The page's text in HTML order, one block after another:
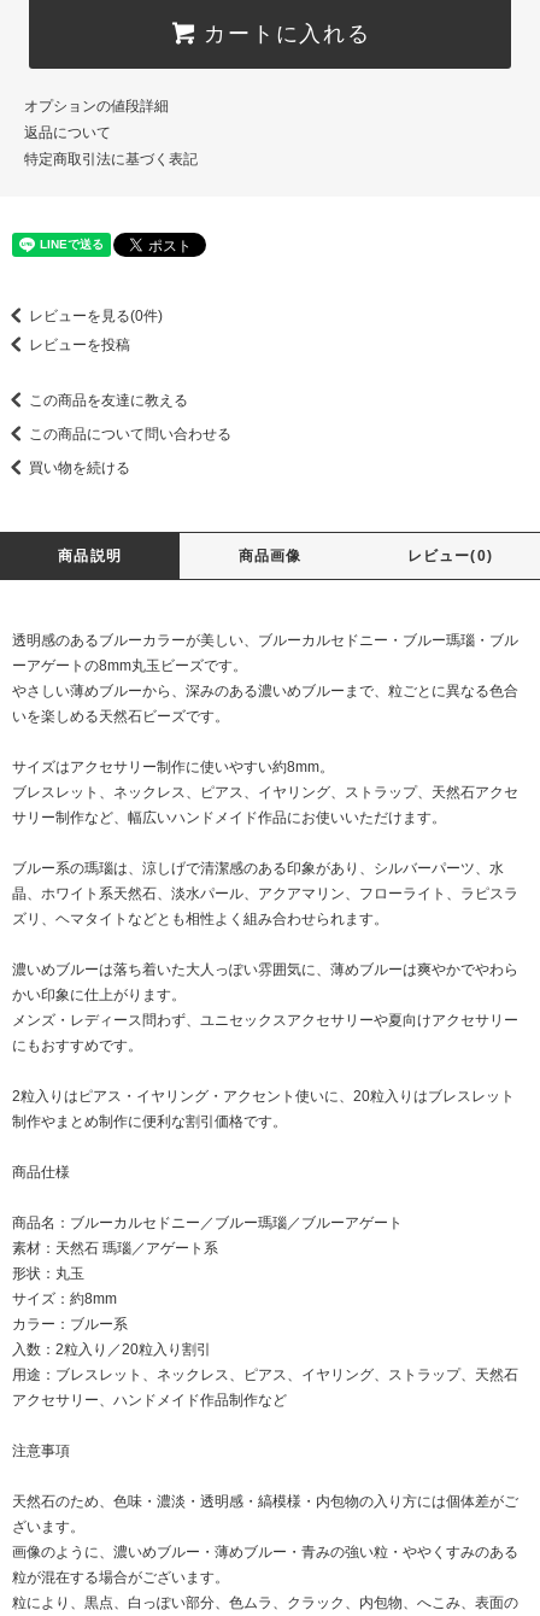
カートに入れる
オプションの値段詳細
返品について
特定商取引法に基づく表記
レビューを見る(0件)
レビューを投稿
この商品を友達に教える
この商品について問い合わせる
買い物を続ける
商品説明 商品画像 レビュー(0)
透明感のあるブルーカラーが美しい、ブルーカルセドニー・ブルー瑪瑙・ブル
ーアゲートの8mm丸玉ビーズです。
やさしい薄めブルーから、深みのある濃いめブルーまで、粒ごとに異なる色合
いを楽しめる天然石ビーズです。
サイズはアクセサリー制作に使いやすい約8mm。
ブレスレット、ネックレス、ピアス、イヤリング、ストラップ、天然石アクセ
サリー制作など、幅広いハンドメイド作品にお使いいただけます。
ブルー系の瑪瑙は、涼しげで清潔感のある印象があり、シルバーパーツ、水
晶、ホワイト系天然石、淡水パール、アクアマリン、フローライト、ラピスラ
ズリ、ヘマタイトなどとも相性よく組み合わせられます。
濃いめブルーは落ち着いた大人っぽい雰囲気に、薄めブルーは爽やかでやわら
かい印象に仕上がります。
メンズ・レディース問わず、ユニセックスアクセサリーや夏向けアクセサリー
にもおすすめです。
2粒入りはピアス・イヤリング・アクセント使いに、20粒入りはブレスレット
制作やまとめ制作に便利な割引価格です。
商品仕様
商品名：ブルーカルセドニー／ブルー瑪瑙／ブルーアゲート
素材：天然石 瑪瑙／アゲート系
形状：丸玉
サイズ：約8mm
カラー：ブルー系
入数：2粒入り／20粒入り割引
用途：ブレスレット、ネックレス、ピアス、イヤリング、ストラップ、天然石
アクセサリー、ハンドメイド作品制作など
注意事項
天然石のため、色味・濃淡・透明感・縞模様・内包物の入り方には個体差がご
ざいます。
画像のように、濃いめブルー・薄めブルー・青みの強い粒・ややくすみのある
粒が混在する場合がございます。
粒により、黒点、白っぽい部分、色ムラ、クラック、内包物、へこみ、表面の